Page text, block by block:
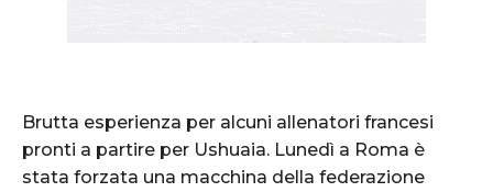
Brutta esperienza per alcuni allenatori francesi
pronti a partire per Ushuaia. Lunedì a Roma è
stata forzata una macchina della federazione